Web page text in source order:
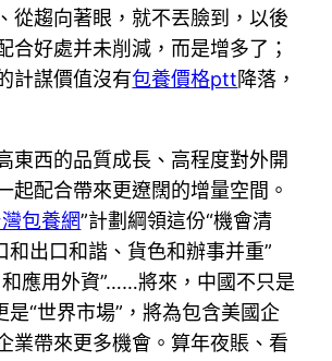
從趨向著眼，就不丟臉到，以後
合好處并未削減，而是增多了；
計謀價值沒有包養價格ptt降落，
東西的品質成長、高程度對外開
起配合帶來更遼闊的增量空間。
灣包養網”計劃綱領這份“機會清
和出口和諧、貨色和辦事并重”
應用外資”……將來，中國不只是
是“世界市場”，將為包含美國企
業帶來更多機會。算年夜賬、看